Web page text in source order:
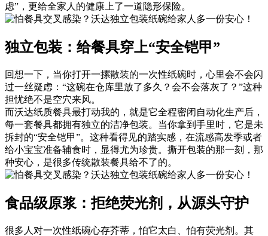
虑”，更给全家人的健康上了一道隐形保险。
独立包装：给餐具穿上“安全铠甲”
回想一下，当你打开一摞散装的一次性纸碗时，心里会不会闪
过一丝疑虑：“这碗在仓库里放了多久？会不会落灰了？”这种
担忧绝不是空穴来风。
而沃达纸质餐具最打动我的，就是它全程密闭自动化生产后，
每一套餐具都拥有独立的洁净包装。当你拿到手里时，它是未
拆封的“安全铠甲”。这种看得见的踏实感，在流感高发季或者
给小宝宝准备辅食时，显得尤为珍贵。撕开包装的那一刻，那
种安心，是很多传统散装餐具给不了的。
食品级原浆：拒绝荧光剂，从源头守护
很多人对一次性纸碗心存芥蒂，怕它太白、怕有荧光剂。其